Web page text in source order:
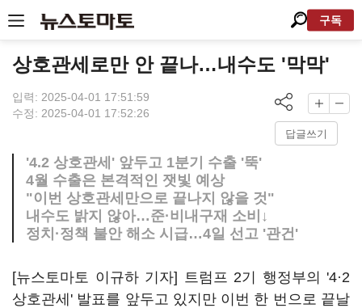
구독
상호관세로만 안 끝나…내수도 '막막'
입력: 2025-04-01 17:51:59
수정: 2025-04-01 17:52:26
답글쓰기
'4.2 상호관세' 앞두고 1분기 수출 '뚝'
4월 수출은 본격적인 잿빛 예상
"이번 상호관세만으로 끝나지 않을 것"
내수도 밝지 않아…준·비내구재 소비↓
정치·정책 불안 해소 시급…4일 선고 '관건'
[뉴스토마토 이규하 기자] 트럼프 2기 행정부의 '4·2
상호관세' 발표를 앞두고 있지만 이번 한 번으로 끝날